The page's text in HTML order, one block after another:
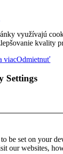
využívajú
kvality
viacOdmietnuť
Settings
be set on your
our websites,